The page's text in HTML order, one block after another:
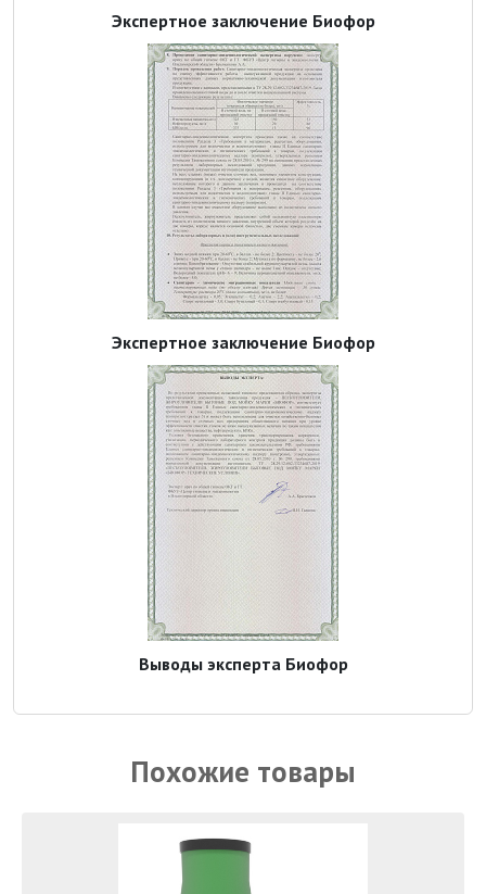
Экспертное заключение Биофор
Экспертное заключение Биофор
Выводы эксперта Биофор
Похожие товары